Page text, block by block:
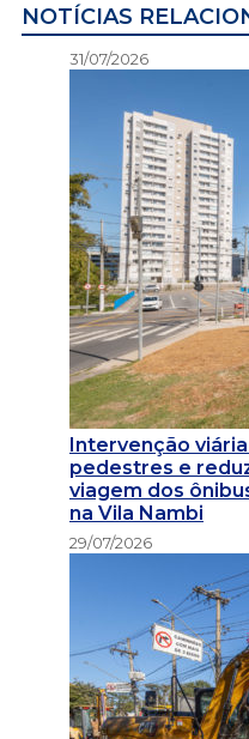
NOTÍCIAS
31/07/2026
Intervenção
pedestres e
viagem dos
na Vila Nambi
29/07/2026